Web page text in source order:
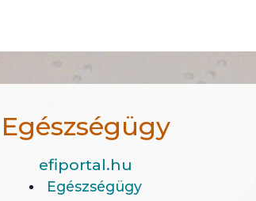
Egészségügy
efiportal.hu
Egészségügy